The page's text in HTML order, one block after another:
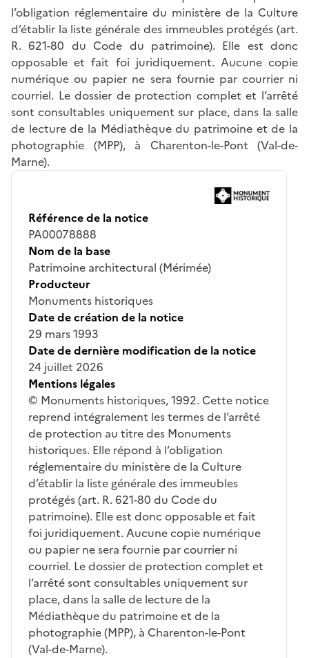
l’obligation réglementaire du ministère de la Culture
d’établir la liste générale des immeubles protégés (art.
R. 621-80 du Code du patrimoine). Elle est donc
opposable et fait foi juridiquement. Aucune copie
numérique ou papier ne sera fournie par courrier ni
courriel. Le dossier de protection complet et l’arrêté
sont consultables uniquement sur place, dans la salle
de lecture de la Médiathèque du patrimoine et de la
photographie (MPP), à Charenton-le-Pont (Val-de-
Marne).
Référence de la notice
PA00078888
Nom de la base
Patrimoine architectural (Mérimée)
Producteur
Monuments historiques
Date de création de la notice
29 mars 1993
Date de dernière modification de la notice
24 juillet 2026
Mentions légales
© Monuments historiques, 1992. Cette notice
reprend intégralement les termes de l’arrêté
de protection au titre des Monuments
historiques. Elle répond à l’obligation
réglementaire du ministère de la Culture
d’établir la liste générale des immeubles
protégés (art. R. 621-80 du Code du
patrimoine). Elle est donc opposable et fait
foi juridiquement. Aucune copie numérique
ou papier ne sera fournie par courrier ni
courriel. Le dossier de protection complet et
l’arrêté sont consultables uniquement sur
place, dans la salle de lecture de la
Médiathèque du patrimoine et de la
photographie (MPP), à Charenton-le-Pont
(Val-de-Marne).